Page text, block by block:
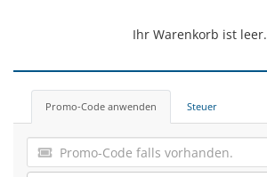
Ihr Warenkorb ist leer.
Promo-Code anwenden Steuer